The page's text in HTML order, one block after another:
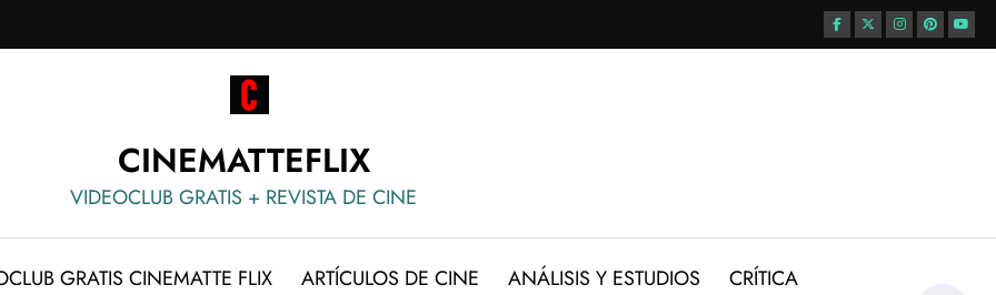
CINEMATTEFLIX
VIDEOCLUB GRATIS + REVISTA DE CINE
GRATIS CINEMATTE FLIX ARTÍCULOS DE CINE ANÁLISIS Y ESTUDIOS CRÍTICA